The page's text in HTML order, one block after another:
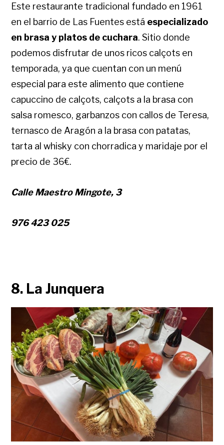
Este restaurante tradicional fundado en 1961
en el barrio de Las Fuentes está especializado
en brasa y platos de cuchara. Sitio donde
podemos disfrutar de unos ricos calçots en
temporada, ya que cuentan con un menú
especial para este alimento que contiene
capuccino de calçots, calçots a la brasa con
salsa romesco, garbanzos con callos de Teresa,
ternasco de Aragón a la brasa con patatas,
tarta al whisky con chorradica y maridaje por el
precio de 36€.
Calle Maestro Mingote, 3
976 423 025
8. La Junquera